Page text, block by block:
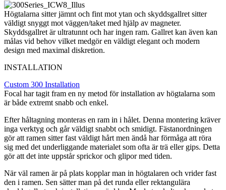
Högtalarna sitter jämnt och fint mot ytan och skyddsgallret sitter
väldigt snyggt mot väggen/taket med hjälp av magneter.
Skyddsgallret är ultratunnt och har ingen ram. Gallret kan även kan
målas vid behov vilket medgör en väldigt elegant och modern
design med maximal diskretion.
INSTALLATION
Custom 300 Installation
Focal har tagit fram en ny metod för installation av högtalarna som
är både extremt snabb och enkel.
Efter håltagning monteras en ram in i hålet. Denna montering kräver
inga verktyg och går väldigt snabbt och smidigt. Fästanordningen
gör att ramen sitter fast väldigt hårt men ändå har förmåga att röra
sig med det underliggande materialet som ofta är trä eller gips. Detta
gör att det inte uppstår sprickor och glipor med tiden.
När väl ramen är på plats kopplar man in högtalaren och vrider fast
den i ramen. Sen sätter man på det runda eller rektangulära